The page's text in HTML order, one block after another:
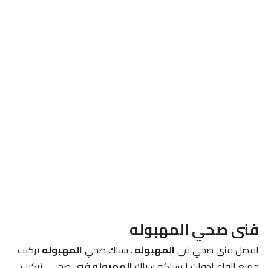
فنى صحي المهبوله
افضل فنى صحي فىالمهبوله. سباك صحيالمهبولهتركيب